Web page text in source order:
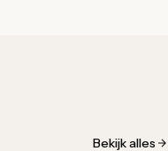
Bekijk alles